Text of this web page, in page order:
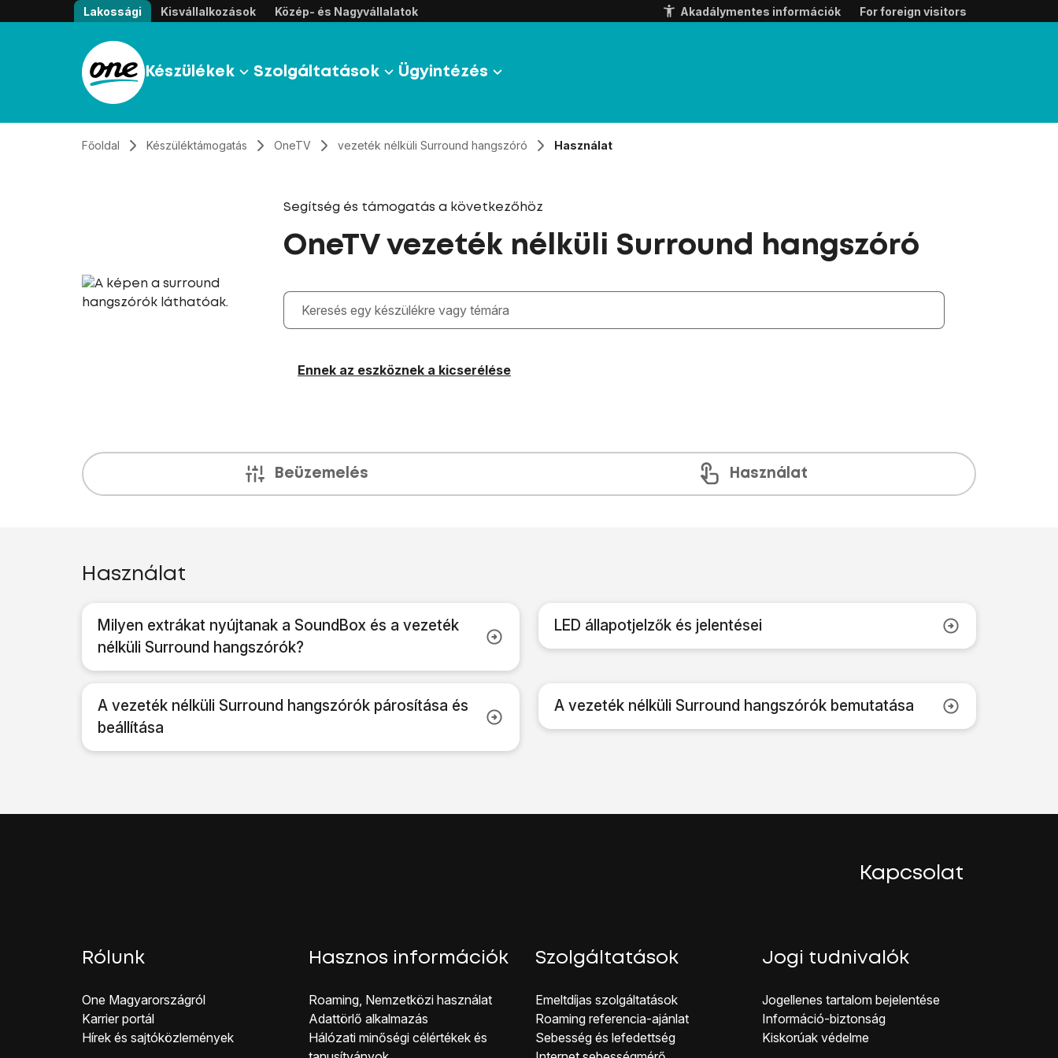
Átugrás, tovább a tartalomhoz
Lakossági Kisvállalkozások Közép- és Nagyvállalatok Akadálymentes információk For foreign visitors
Készülékek Szolgáltatások Ügyintézés
Főoldal Készüléktámogatás OneTV vezeték nélküli Surround hangszóró Használat
Segítség és támogatás a következőhöz
OneTV vezeték nélküli Surround hangszóró
Gépelés közben megjelennek a keresési javaslatok a mező alatt
Ennek az eszköznek a kicserélése
Beüzemelés Használat
Használat
Milyen extrákat nyújtanak a SoundBox és a vezeték
nélküli Surround hangszórók?
LED állapotjelzők és jelentései
A vezeték nélküli Surround hangszórók párosítása és
beállítása
A vezeték nélküli Surround hangszórók bemutatása
Kapcsolat
Rólunk
One Magyar országról
Karrier portál
Hírek és sajtóközlemények
Hasznos információk
Roaming, Nemzetközi használat
Adattörlő alkalmazás
Hálózati minőségi célérté kek és
Szolgáltatások
Emeltdíjas szolgáltatások
Roaming referencia-ajánlat
Sebesség és lefedettség
Jogi tudnivalók
Jogellenes ta rtalom bejelentése
Inf ormáció-biztonság
Kiskorúak véd elme